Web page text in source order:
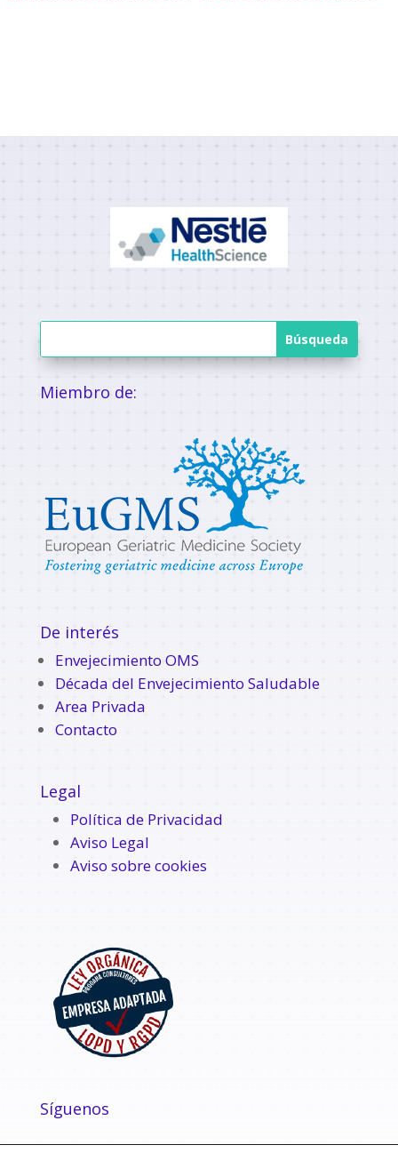
Miembro de:
De interés
Envejecimiento OMS
Década del Envejecimiento Saludable
Area Privada
Contacto
Legal
Política de Privacidad
Aviso Legal
Aviso sobre cookies
Síguenos